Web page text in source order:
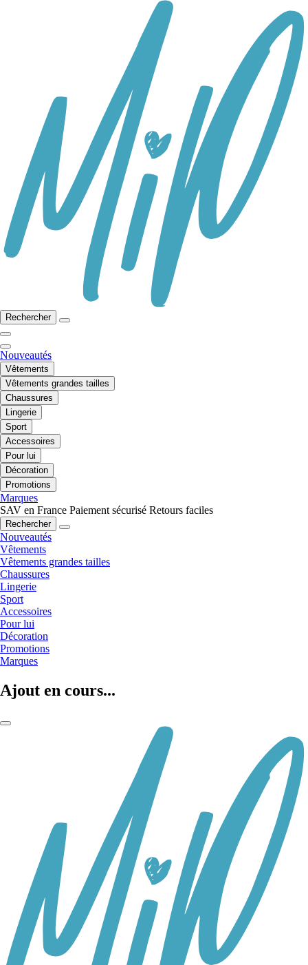
Rechercher
Nouveautés
Vêtements
Vêtements grandes tailles
Chaussures
Lingerie
Sport
Accessoires
Pour lui
Décoration
Promotions
Marques
SAV en France Paiement sécurisé Retours faciles
Rechercher
Nouveautés
Vêtements
Vêtements grandes tailles
Chaussures
Lingerie
Sport
Accessoires
Pour lui
Décoration
Promotions
Marques
Ajout en cours...